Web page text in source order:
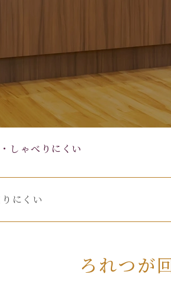
しゃべりにくい
にくい
ろれつが